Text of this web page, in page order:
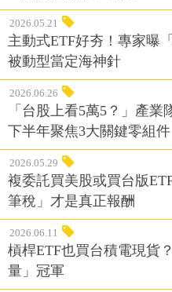
2026.05.21
主動式ETF好夯！專家曝
被動型當定海神針
2026.06.26
「台股上看5萬5？」產
下半年聚焦3大關鍵零組件
2026.05.29
複委託買美股或買台版
筆稅」才是真正報酬
2026.06.11
槓桿ETF也買台積電現貨
量」冠軍